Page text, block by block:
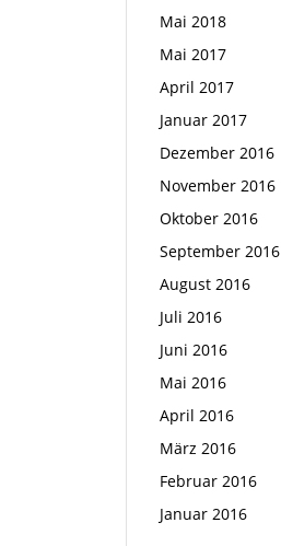
Mai 2018
Mai 2017
April 2017
Januar 2017
Dezember 2016
November 2016
Oktober 2016
September 2016
August 2016
Juli 2016
Juni 2016
Mai 2016
April 2016
März 2016
Februar 2016
Januar 2016